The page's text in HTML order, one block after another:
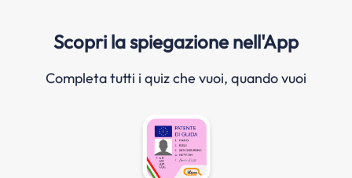
Scopri la spiegazione nell'App
Completa tutti i quiz che vuoi, quando vuoi